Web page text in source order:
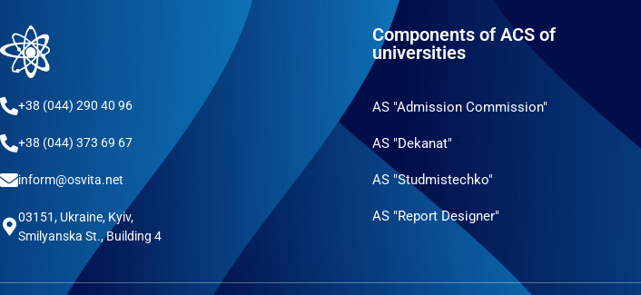
+38 (044) 290 40 96
+38 (044) 373 69 67
inform@osvita.net
03151, Ukraine, Kyiv,
Smilyanska St., Building 4
Components of ACS of
universities
AS "Admission Commission"
AS "Dekanat"
AS "Studmistechko"
AS "Report Designer"